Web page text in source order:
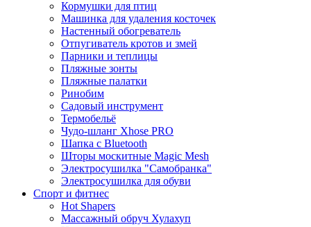
Кормушки для птиц
Машинка для удаления косточек
Настенный обогреватель
Отпугиватель кротов и змей
Парники и теплицы
Пляжные зонты
Пляжные палатки
Ринобим
Садовый инструмент
Термобельё
Чудо-шланг Xhose PRO
Шапка с Bluetooth
Шторы москитные Magic Mesh
Электросушилка "Самобранка"
Электросушилка для обуви
Спорт и фитнес
Hot Shapers
Массажный обруч Хулахуп